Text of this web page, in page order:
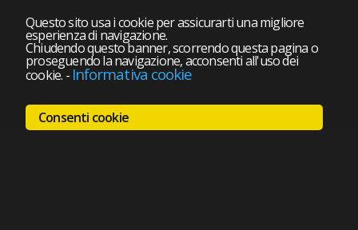
Questo sito usa i cookie per assicurarti una migliore
esperienza di navigazione.
Chiudendo questo banner, scorrendo questa pagina o
proseguendo la navigazione, acconsenti all'uso dei
cookie. - Informativa cookie
Consenti cookie